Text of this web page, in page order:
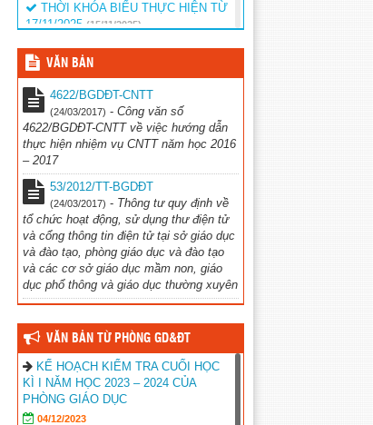
THỜI KHÓA BIỂU THỰC HIỆN TỪ
17/11/2025 (15/11/2025)
LICH KIỂM TRA GIỮA KÌ I NĂM
HỌC 2025-2026
KẾ HOẠCH TUYỂN SINH LỚP 10
NĂM HỌC 2025
(06/02/2025)
QUYẾT ĐỊNH BỎ SUNG KINH PHÍ
KHEN THƯỞNG
VĂN BẢN
4622/BGDĐT-CNTT
(24/03/2017) - Công văn số
4622/BGDĐT-CNTT về việc hướng dẫn
thực hiện nhiệm vụ CNTT năm học 2016
– 2017
53/2012/TT-BGDĐT
(24/03/2017) - Thông tư quy định về
tổ chức hoạt động, sử dụng thư điện tử
và cổng thông tin điện tử tại sở giáo dục
và đào tạo, phòng giáo dục và đào tạo
và các cơ sở giáo dục mầm non, giáo
dục phổ thông và giáo dục thường xuyên
VĂN BẢN TỪ PHÒNG GD&ĐT
KẾ HOẠCH KIỂM TRA CUỐI HỌC
KÌ I NĂM HỌC 2023 – 2024 CỦA
PHÒNG GIÁO DỤC
04/12/2023